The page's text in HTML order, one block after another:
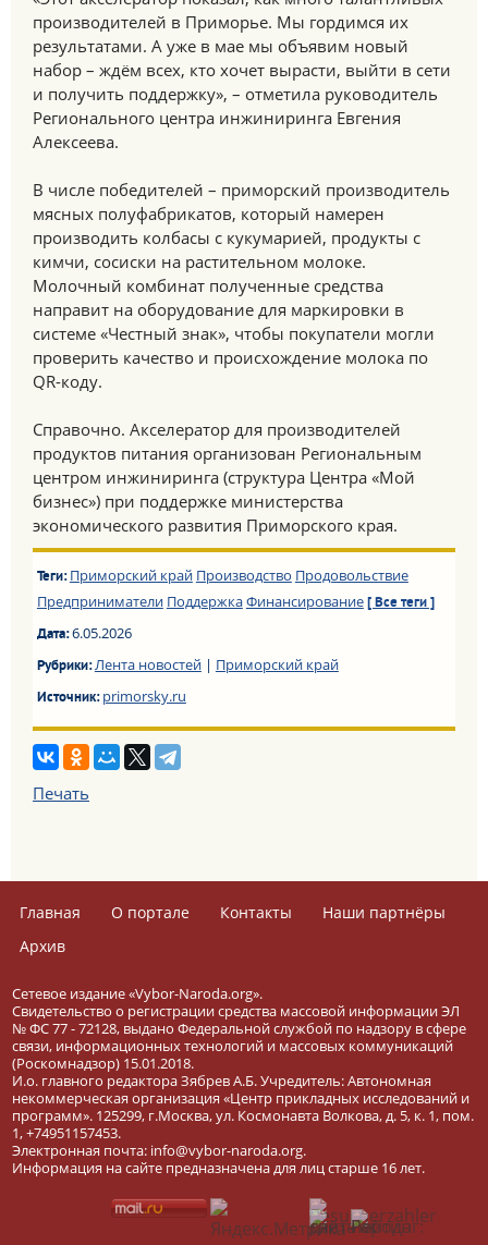
производителей в Приморье. Мы гордимся их
результатами. А уже в мае мы объявим новый
набор – ждём всех, кто хочет вырасти, выйти в сети
и получить поддержку», – отметила руководитель
Регионального центра инжиниринга Евгения
Алексеева.
В числе победителей – приморский производитель
мясных полуфабрикатов, который намерен
производить колбасы с кукумарией, продукты с
кимчи, сосиски на растительном молоке.
Молочный комбинат полученные средства
направит на оборудование для маркировки в
системе «Честный знак», чтобы покупатели могли
проверить качество и происхождение молока по
QR-коду.
Справочно. Акселератор для производителей
продуктов питания организован Региональным
центром инжиниринга (структура Центра «Мой
бизнес») при поддержке министерства
экономического развития Приморского края.
Теги: Приморский край Производство Продовольствие
Предприниматели ПоддержкаФинансирование [ Все теги ]
Дата:6.05.2026
Рубрики:Лента новостей| Приморский край
Источник:primorsky.ru
Печать
Главная О портале Контакты
Наши партнёры
Архив
Сетевое издание «Vybor-Naroda.org».
Свидетельство о регистрации средства массовой информации ЭЛ
№ ФС 77 - 72128, выдано Федеральной службой по надзору в сфере
связи, информационных технологий и массовых коммуникаций
(Роскомнадзор) 15.01.2018.
И.о. главного редактора Зябрев А.Б. Учредитель: Автономная
некоммерческая организация «Центр прикладных исследований и
программ». 125299, г.Москва, ул. Космонавта Волкова, д. 5, к. 1, пом.
1, +74951157453.
Электронная почта: info@vybor-naroda.org.
Информация на сайте предназначена для лиц старше 16 лет.